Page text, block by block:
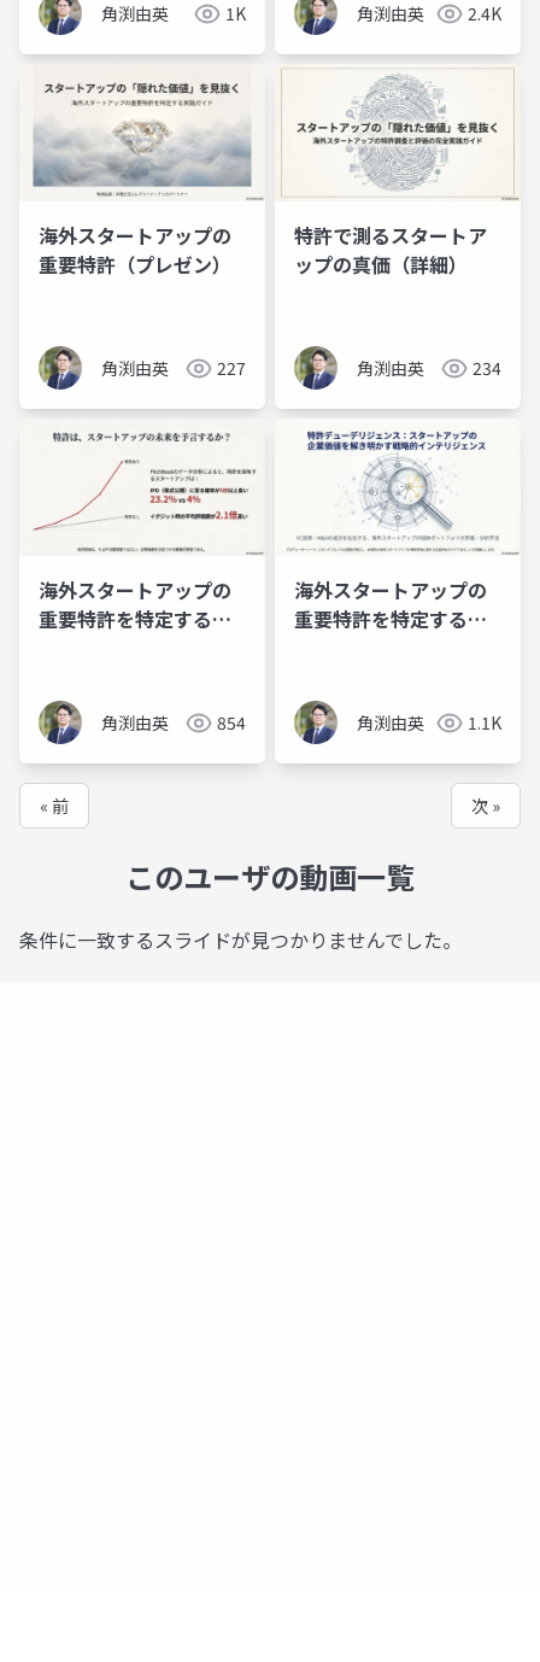
角渕由英 1K 角渕由英 2.4K
海外スタートアップの
重要特許（プレゼン）
角渕由英 227
特許で測るスタートア
ップの真価（詳細）
角渕由英 234
海外スタートアップの
重要特許を特定する方
角渕由英 854
海外スタートアップの
重要特許を特定する方
角渕由英 1.1K
« 前 次 »
このユーザの動画一覧
条件に一致するスライドが見つかりませんでした。